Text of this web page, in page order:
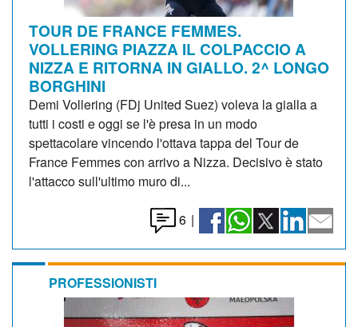
TOUR DE FRANCE FEMMES.
VOLLERING PIAZZA IL COLPACCIO A
NIZZA E RITORNA IN GIALLO. 2^ LONGO
BORGHINI
Demi Vollering (FDj United Suez) voleva la gialla a
tutti i costi e oggi se l'è presa in un modo
spettacolare vincendo l'ottava tappa del Tour de
France Femmes con arrivo a Nizza. Decisivo è stato
l'attacco sull'ultimo muro di...
6 |
PROFESSIONISTI